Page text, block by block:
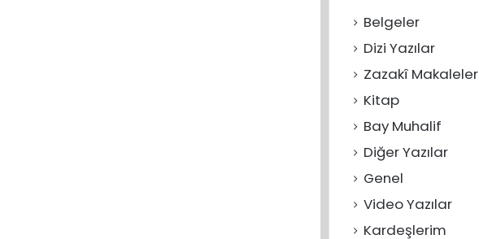
Belgeler
Dizi Yazılar
Zazakî Makaleler
Kitap
Bay Muhalif
Diğer Yazılar
Genel
Video Yazılar
Kardeşlerim